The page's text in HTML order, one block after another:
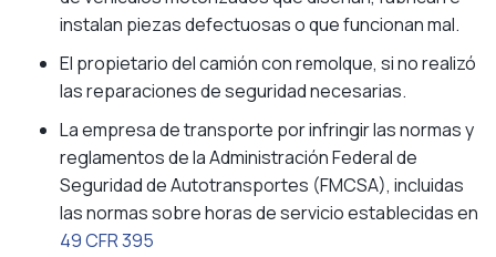
instalan piezas defectuosas o que funcionan mal.
El propietario del camión con remolque, si no realizó
las reparaciones de seguridad necesarias.
La empresa de transporte por infringir las normas y
reglamentos de la Administración Federal de
Seguridad de Autotransportes (FMCSA), incluidas
las normas sobre horas de servicio establecidas en
49 CFR 395